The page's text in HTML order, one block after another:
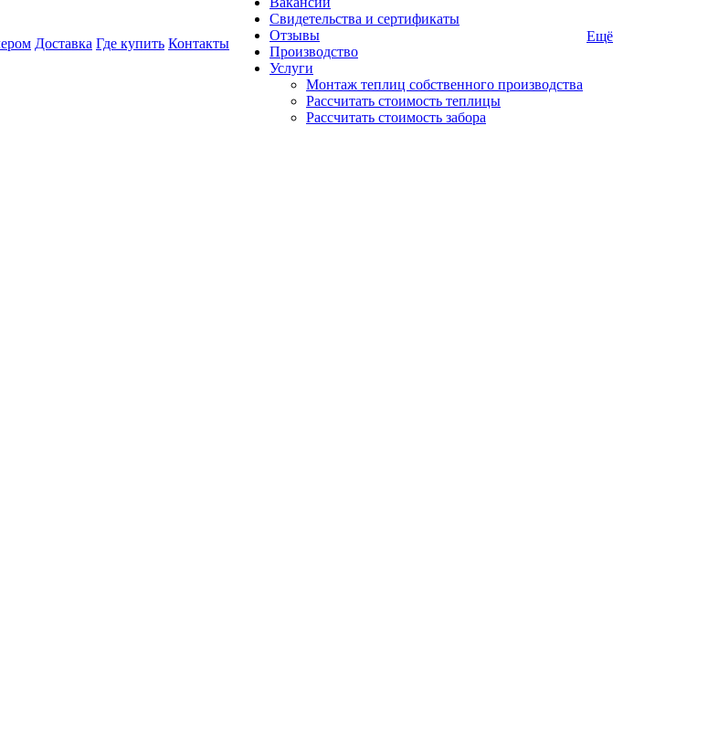
Доставка Где купить Контакты
Свидетельства и сертификаты
Отзывы
Производство
Услуги
Монтаж теплиц собственного производства
Рассчитать стоимость теплицы
Рассчитать стоимость забора
Ещё